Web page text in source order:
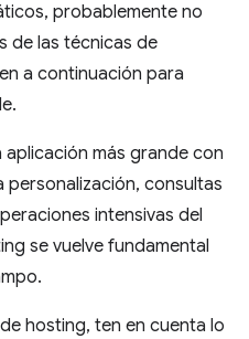
probablemente no
de las técnicas de
a continuación para
aplicación más grande con
personalización, consultas
intensivas del
se vuelve fundamental
hosting, ten en cuenta lo